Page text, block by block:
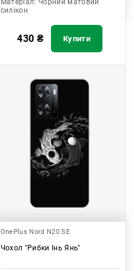
Матеріал: Чорний матовий
силікон
430 ₴ Купити
OnePlus Nord N20 SE
Чохол "Рибки Інь Янь"